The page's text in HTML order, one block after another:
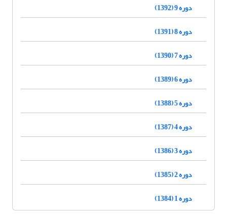
دوره 9 (1392)
دوره 8 (1391)
دوره 7 (1390)
دوره 6 (1389)
دوره 5 (1388)
دوره 4 (1387)
دوره 3 (1386)
دوره 2 (1385)
دوره 1 (1384)